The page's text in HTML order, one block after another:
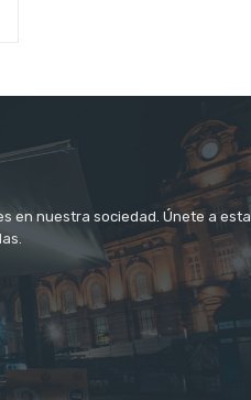
en nuestra sociedad. Únete a esta